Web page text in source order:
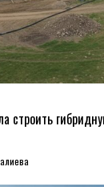
строить